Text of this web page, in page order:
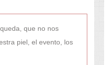
que no nos
piel, el evento, los